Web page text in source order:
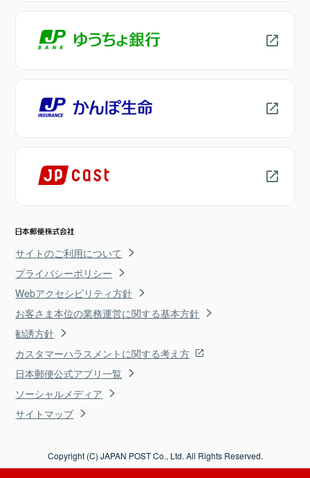
サイトのご利用について
プライバシーポリシー
Webアクセシビリティ方針
お客さま本位の業務運営に関する基本方針
勧誘方針
カスタマーハラスメントに関する考え方
日本郵便公式アプリ一覧
ソーシャルメディア
サイトマップ
Copyright (C) JAPAN POST Co., Ltd. All Rights Reserved.